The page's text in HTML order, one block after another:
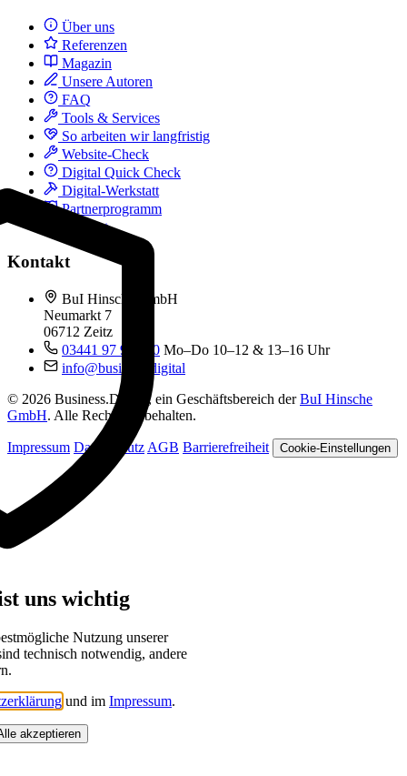
Über uns
Referenzen
Magazin
Unsere Autoren
FAQ
Tools & Services
So arbeiten wir langfristig
Website-Check
Digital Quick Check
Digital-Werkstatt
Partnerprogramm
Kontakt
Kontakt
BuI Hinsche GmbH
Neumarkt 7
06712 Zeitz
03441 97 99 060 Mo–Do 10–12 & 13–16 Uhr
info@business.digital
© 2026 Business.Digital, ein Geschäftsbereich derBuI Hinsche
GmbH. Alle Rechte vorbehalten.
Impressum Datenschutz AGB Barrierefreiheit Cookie-Einstellungen
uns wichtig
Nutzung unserer
technisch notwendig, andere
und im Impressum.
akzeptieren